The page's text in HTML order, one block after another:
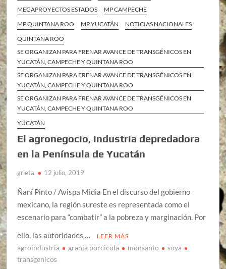
MEGAPROYECTOS ESTADOS
MP CAMPECHE
MP QUINTANA ROO
MP YUCATÁN
NOTICIAS NACIONALES
QUINTANA ROO
SE ORGANIZAN PARA FRENAR AVANCE DE TRANSGÉNICOS EN
YUCATÁN, CAMPECHE Y QUINTANA ROO
SE ORGANIZAN PARA FRENAR AVANCE DE TRANSGÉNICOS EN
YUCATÁN, CAMPECHE Y QUINTANA ROO
SE ORGANIZAN PARA FRENAR AVANCE DE TRANSGÉNICOS EN
YUCATÁN, CAMPECHE Y QUINTANA ROO
YUCATÁN
El agronegocio, industria depredadora
en la Península de Yucatán
grieta 12 julio, 2019
Ñaní Pinto / Avispa Midia En el discurso del gobierno
mexicano, la región sureste es representada como el
escenario para “combatir” a la pobreza y marginación. Por
ello, las autoridades …
LEER MÁS
agroindustria granja porcicola monsanto
soya
transgenicos